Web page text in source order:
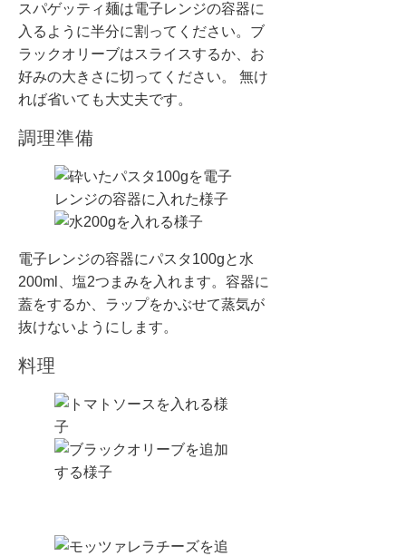
スパゲッティ麺は電子レンジの容器に
入るように半分に割ってください。ブ
ラックオリーブはスライスするか、お
好みの大きさに切ってください。 無け
れば省いても大丈夫です。
調理準備
電子レンジの容器にパスタ100gと水
200ml、塩2つまみを入れます。容器に
蓋をするか、ラップをかぶせて蒸気が
抜けないようにします。
料理